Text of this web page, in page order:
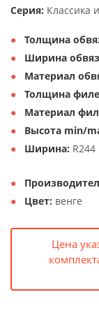
Серия: Классика
Толщина
Ширина
Материал
Толщина
Материал
Высота min/
Ширина: R244
Цвет: венге
Цена